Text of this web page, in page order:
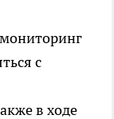
с
в ходе